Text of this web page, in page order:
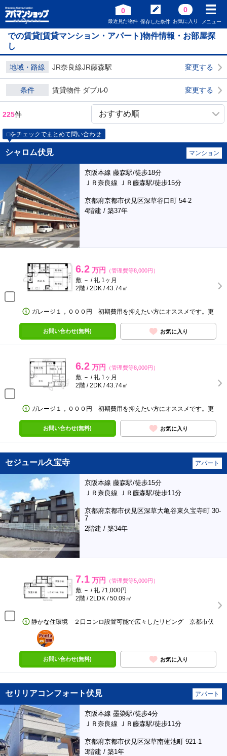
0
最近見た物件 保存した条件
0
お気に入り メニュー
での賃貸[賃貸マンション・アパート]物件情報・お部屋探
し
地域・路線 JR奈良線JR藤森駅 変更する
条件 賃貸物件 ダブル0 変更する
225件
□をチェックでまとめて問い合わせ
シャロム伏見 マンション
京阪本線 藤森駅/徒歩18分
ＪＲ奈良線 ＪＲ藤森駅/徒歩15分
京都府京都市伏見区深草谷口町 54-2
4階建 / 築37年
6.2 万円 （管理費等8,000円）
敷 － / 礼 1ヶ月
2階 / 2DK / 43.74㎡
ガレージ１，０００円 初期費用を抑えたい方にオススメです。更
お問い合わせ(無料) お気に入り
6.2 万円 （管理費等8,000円）
敷 － / 礼 1ヶ月
2階 / 2DK / 43.74㎡
ガレージ１，０００円 初期費用を抑えたい方にオススメです。更
お問い合わせ(無料) お気に入り
セジュール久宝寺 アパート
京阪本線 藤森駅/徒歩15分
ＪＲ奈良線 ＪＲ藤森駅/徒歩11分
京都府京都市伏見区深草大亀谷東久宝寺町 30-
7
2階建 / 築34年
7.1 万円 （管理費等5,000円）
敷 － / 礼 71,000円
2階 / 2LDK / 50.09㎡
静かな住環境 ２口コンロ設置可能で広々したリビング 京都市伏
ポンタ
部屋
お問い合わせ(無料) お気に入り
セリリアコンフォート伏見 アパート
京阪本線 墨染駅/徒歩4分
ＪＲ奈良線 ＪＲ藤森駅/徒歩11分
京都府京都市伏見区深草南蓮池町 921-1
3階建 / 築1年